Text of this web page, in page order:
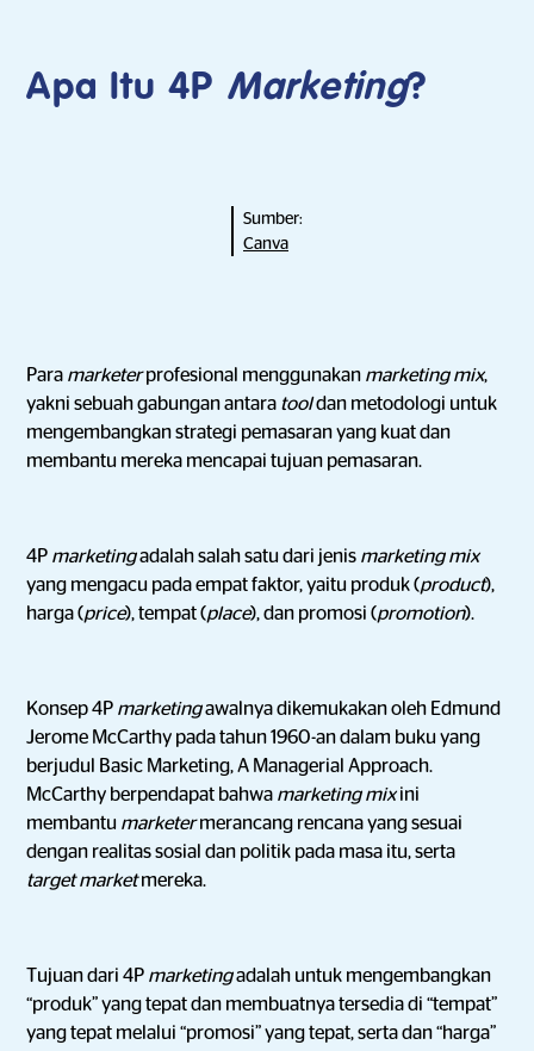
Apa Itu 4P Marketing?
Sumber:
Canva
Para marketerprofesional menggunakan marketing mix,
yakni sebuah gabungan antara tooldan metodologi untuk
mengembangkan strategi pemasaran yang kuat dan
membantu mereka mencapai tujuan pemasaran.
4P marketingadalah salah satu dari jenis marketing mix
yang mengacu pada empat faktor, yaitu produk (product),
harga (price), tempat (place), dan promosi (promotion).
Konsep 4P marketingawalnya dikemukakan oleh Edmund
Jerome McCarthy pada tahun 1960-an dalam buku yang
berjudul Basic Marketing, A Managerial Approach.
McCarthy berpendapat bahwa marketing mixini
membantu marketermerancang rencana yang sesuai
dengan realitas sosial dan politik pada masa itu, serta
target marketmereka.
Tujuan dari 4P marketingadalah untuk mengembangkan
“produk” yang tepat dan membuatnya tersedia di “tempat”
yang tepat melalui “promosi” yang tepat, serta dan “harga”